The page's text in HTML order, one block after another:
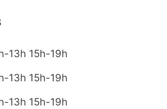
13h 15h-19h
13h 15h-19h
13h 15h-19h